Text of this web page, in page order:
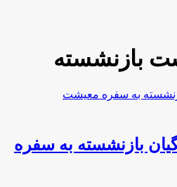
بازنشسته
بازنشسته به سفره